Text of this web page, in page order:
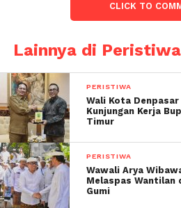
CLICK TO
Lainnya di Peristiwa
PERISTIWA
Wali Kota
Kunjungan Kerja
Timur
PERISTIWA
Wawali Arya
Melaspas Wantilan
Gumi